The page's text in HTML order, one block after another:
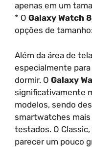
apenas em um
* O Galaxy Watch 8
opções de
Além da área de
especialmente
dormir. O Galaxy
significativamente
modelos, sendo
smartwatches
testados. O
parecer um pouco